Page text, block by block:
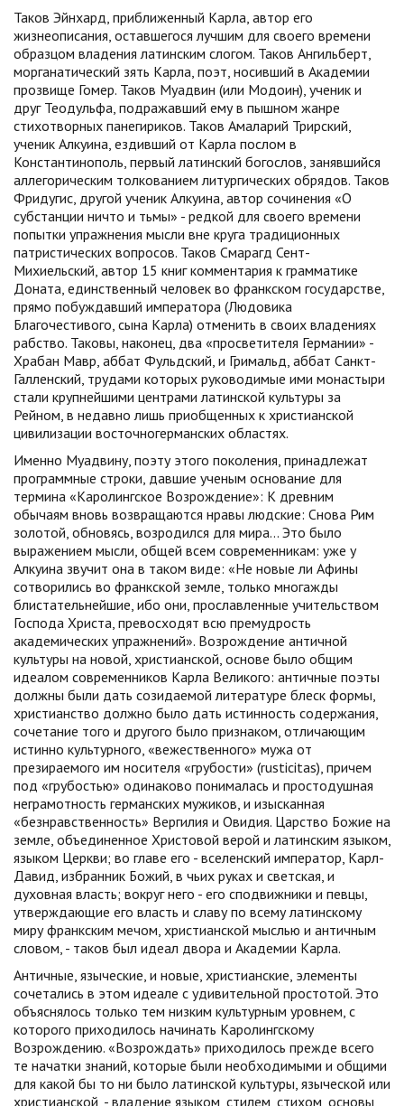
Таков Эйнхард, приближенный Карла, автор его
жизнеописания, оставшегося лучшим для своего времени
образцом владения латинским слогом. Таков Ангильберт,
морганатический зять Карла, поэт, носивший в Академии
прозвище Гомер. Таков Муадвин (или Модоин), ученик и
друг Теодульфа, подражавший ему в пышном жанре
стихотворных панегириков. Таков Амаларий Трирский,
ученик Алкуина, ездивший от Карла послом в
Константинополь, первый латинский богослов, занявшийся
аллегорическим толкованием литургических обрядов. Таков
Фридугис, другой ученик Алкуина, автор сочинения «О
субстанции ничто и тьмы» - редкой для своего времени
попытки упражнения мысли вне круга традиционных
патристических вопросов. Таков Смарагд Сент-
Михиельский, автор 15 книг комментария к грамматике
Доната, единственный человек во франкском государстве,
прямо побуждавший императора (Людовика
Благочестивого, сына Карла) отменить в своих владениях
рабство. Таковы, наконец, два «просветителя Германии» -
Храбан Мавр, аббат Фульдский, и Гримальд, аббат Санкт-
Галленский, трудами которых руководимые ими монастыри
стали крупнейшими центрами латинской культуры за
Рейном, в недавно лишь приобщенных к христианской
цивилизации восточногерманских областях.
Именно Муадвину, поэту этого поколения, принадлежат
программные строки, давшие ученым основание для
термина «Каролингское Возрождение»: К древним
обычаям вновь возвращаются нравы людские: Снова Рим
золотой, обновясь, возродился для мира... Это было
выражением мысли, общей всем современникам: уже у
Алкуина звучит она в таком виде: «Не новые ли Афины
сотворились во франкской земле, только многажды
блистательнейшие, ибо они, прославленные учительством
Господа Христа, превосходят всю премудрость
академических упражнений». Возрождение античной
культуры на новой, христианской, основе было общим
идеалом современников Карла Великого: античные поэты
должны были дать созидаемой литературе блеск формы,
христианство должно было дать истинность содержания,
сочетание того и другого было признаком, отличающим
истинно культурного, «вежественного» мужа от
презираемого им носителя «грубости» (rusticitas), причем
под «грубостью» одинаково понималась и простодушная
неграмотность германских мужиков, и изысканная
«безнравственность» Вергилия и Овидия. Царство Божие на
земле, объединенное Христовой верой и латинским языком,
языком Церкви; во главе его - вселенский император, Карл-
Давид, избранник Божий, в чьих руках и светская, и
духовная власть; вокруг него - его сподвижники и певцы,
утверждающие его власть и славу по всему латинскому
миру франкским мечом, христианской мыслью и античным
словом, - таков был идеал двора и Академии Карла.
Античные, языческие, и новые, христианские, элементы
сочетались в этом идеале с удивительной простотой. Это
объяснялось только тем низким культурным уровнем, с
которого приходилось начинать Каролингскому
Возрождению. «Возрождать» приходилось прежде всего
те начатки знаний, которые были необходимыми и общими
для какой бы то ни было латинской культуры, языческой или
христианской, - владение языком, стилем, стихом, основы